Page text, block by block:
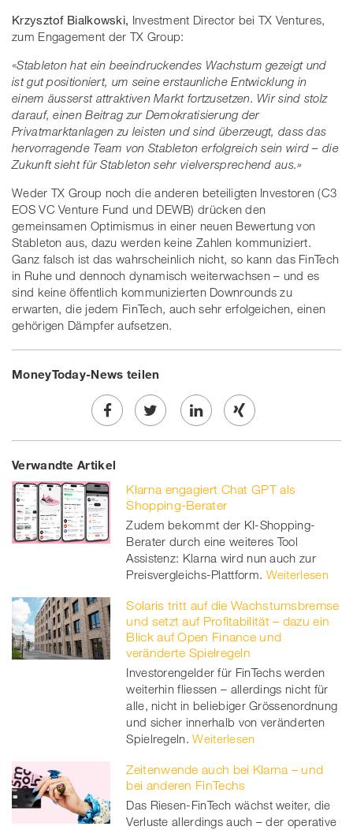
Krzysztof Bialkowski, Investment Director bei TX Ventures,
zum Engagement der TX Group:
«Stableton hat ein beeindruckendes Wachstum gezeigt und
ist gut positioniert, um seine erstaunliche Entwicklung in
einem äusserst attraktiven Markt fortzusetzen. Wir sind stolz
darauf, einen Beitrag zur Demokratisierung der
Privatmarktanlagen zu leisten und sind überzeugt, dass das
hervorragende Team von Stableton erfolgreich sein wird – die
Zukunft sieht für Stableton sehr vielversprechend aus.»
Weder TX Group noch die anderen beteiligten Investoren (C3
EOS VC Venture Fund und DEWB) drücken den
gemeinsamen Optimismus in einer neuen Bewertung von
Stableton aus, dazu werden keine Zahlen kommuniziert.
Ganz falsch ist das wahrscheinlich nicht, so kann das FinTech
in Ruhe und dennoch dynamisch weiterwachsen – und es
sind keine öffentlich kommunizierten Downrounds zu
erwarten, die jedem FinTech, auch sehr erfolgeichen, einen
gehörigen Dämpfer aufsetzen.
MoneyToday-News teilen
Share
on
Facebook
Twe
on
twitt
er
Share
linkedin
Share
Xing
Verwandte Artikel
Klarna engagiert Chat GPT als
Shopping-Berater
Zudem bekommt der KI-Shopping-
Berater durch eine weiteres Tool
Assistenz: Klarna wird nun auch zur
Preisvergleichs-Plattform. Weiterlesen
Solaris tritt auf die Wachstumsbremse
und setzt auf Profitabilität – dazu ein
Blick auf Open Finance und
veränderte Spielregeln
Investorengelder für FinTechs werden
weiterhin fliessen – allerdings nicht für
alle, nicht in beliebiger Grössenordnung
und sicher innerhalb von veränderten
Spielregeln. Weiterlesen
Zeitenwende auch bei Klarna – und
bei anderen FinTechs
Das Riesen-FinTech wächst weiter, die
Verluste allerdings auch – der operative